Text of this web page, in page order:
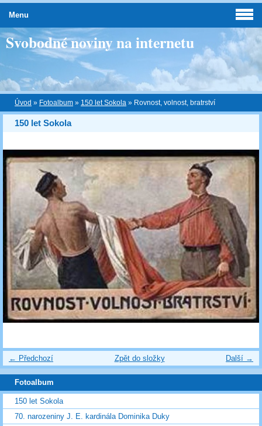
Svobodné noviny na internetu
Úvod » Fotoalbum » 150 let Sokola » Rovnost, volnost, bratrství
150 let Sokola
← Předchozí Další →
Zpět do složky
Menu
Fotoalbum
150 let Sokola
70. narozeniny J. E. kardinála Dominika Duky